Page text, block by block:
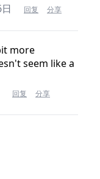
回复 分享
more
seem like a
回复 分享